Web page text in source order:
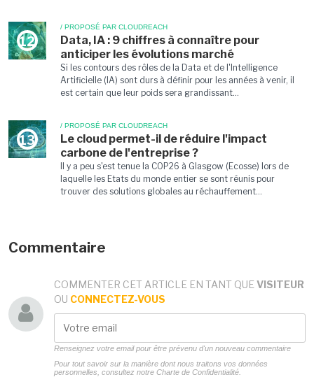
12
/ PROPOSÉ PAR CLOUDREACH
Data, IA : 9 chiffres à connaître pour
anticiper les évolutions marché
Si les contours des rôles de la Data et de l'Intelligence
Artificielle (IA) sont durs à définir pour les années à venir, il
est certain que leur poids sera grandissant...
13
/ PROPOSÉ PAR CLOUDREACH
Le cloud permet-il de réduire l'impact
carbone de l'entreprise ?
Il y a peu s'est tenue la COP26 à Glasgow (Ecosse) lors de
laquelle les Etats du monde entier se sont réunis pour
trouver des solutions globales au réchauffement...
Commentaire
COMMENTER CET ARTICLE EN TANT QUE VISITEUR
OU CONNECTEZ-VOUS
Renseignez votre email pour être prévenu d'un nouveau commentaire
Pour tout savoir sur la manière dont nous traitons vos données
personnelles, consultez notre Charte de Confidentialité.